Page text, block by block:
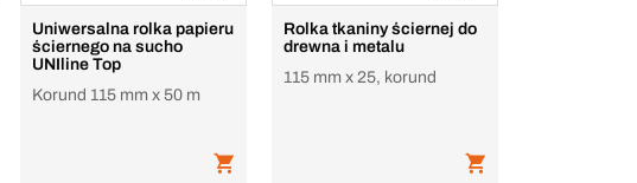
Uniwersalna rolka papieru
ściernego na sucho
UNIline Top
Korund 115 mm x 50 m
Rolka tkaniny ściernej do
drewna i metalu
115 mm x 25, korund